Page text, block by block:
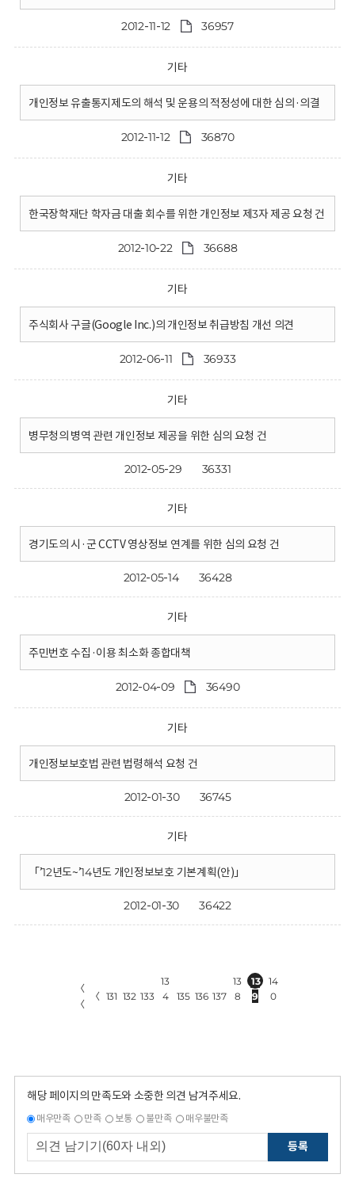
2012-11-12 36957
기타
개인정보 유출통지제도의 해석 및 운용의 적정성에 대한 심의·의결
2012-11-12 36870
기타
한국장학재단 학자금 대출 회수를 위한 개인정보 제3자 제공 요청 건
2012-10-22 36688
기타
주식회사 구글(Google Inc.)의 개인정보 취급방침 개선 의견
2012-06-11 36933
기타
병무청의 병역 관련 개인정보 제공을 위한 심의 요청 건
2012-05-29 36331
기타
경기도의 시·군 CCTV 영상정보 연계를 위한 심의 요청 건
2012-05-14 36428
기타
주민번호 수집·이용 최소화 종합대책
2012-04-09 36490
기타
개인정보보호법 관련 법령해석 요청 건
2012-01-30 36745
기타
「’12년도~’14년도 개인정보보호 기본계획(안)」
2012-01-30 36422
〈
〈
〈 131 132 133
13
4
135 136 137
13
8
13
9
14
0
해당 페이지의 만족도와 소중한 의견 남겨주세요.
매우만족 만족 보통 불만족 매우불만족
등록